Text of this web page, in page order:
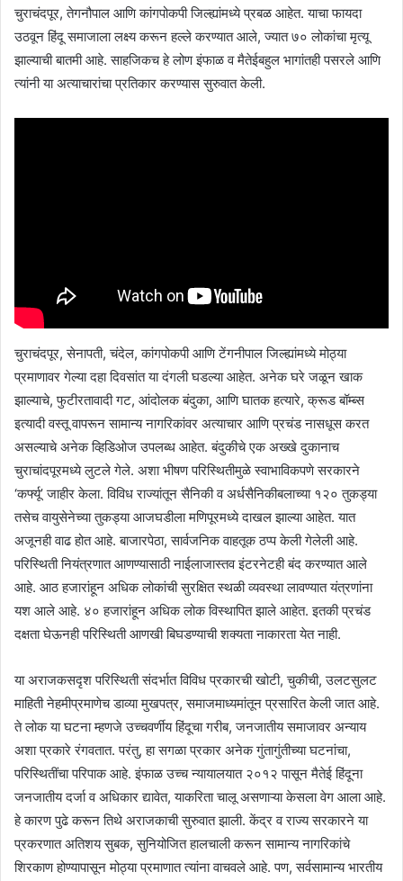
चुराचंदपूर, तेगनौपाल आणि कांगपोकपी जिल्ह्यांमध्ये प्रबळ आहेत. याचा फायदा
उठवून हिंदू समाजाला लक्ष्य करून हल्ले करण्यात आले, ज्यात ७० लोकांचा मृत्यू
झाल्याची बातमी आहे. साहजिकच हे लोण इंफाळ व मैतेईबहुल भागांतही पसरले आणि
त्यांनी या अत्याचारांचा प्रतिकार करण्यास सुरुवात केली.
चुराचंदपूर, सेनापती, चंदेल, कांगपोकपी आणि टेंगनीपाल जिल्ह्यांमध्ये मोठ्या
प्रमाणावर गेल्या दहा दिवसांत या दंगली घडल्या आहेत. अनेक घरे जळून खाक
झाल्याचे, फुटीरतावादी गट, आंदोलक बंदुका, आणि घातक हत्यारे, क्रूड बॉम्ब्स
इत्यादी वस्तू वापरून सामान्य नागरिकांवर अत्याचार आणि प्रचंड नासधूस करत
असल्याचे अनेक व्हिडिओज उपलब्ध आहेत. बंदुकीचे एक अख्खे दुकानाच
चुराचांदपूरमध्ये लुटले गेले. अशा भीषण परिस्थितीमुळे स्वाभाविकपणे सरकारने
‘कर्फ्यू’ जाहीर केला. विविध राज्यांतून सैनिकी व अर्धसैनिकीबलाच्या १२० तुकड्या
तसेच वायुसेनेच्या तुकड्या आजघडीला मणिपूरमध्ये दाखल झाल्या आहेत. यात
अजूनही वाढ होत आहे. बाजारपेठा, सार्वजनिक वाहतूक ठप्प केली गेलेली आहे.
परिस्थिती नियंत्रणात आणण्यासाठी नाईलाजास्तव इंटरनेटही बंद करण्यात आले
आहे. आठ हजारांहून अधिक लोकांची सुरक्षित स्थळी व्यवस्था लावण्यात यंत्रणांना
यश आले आहे. ४० हजारांहून अधिक लोक विस्थापित झाले आहेत. इतकी प्रचंड
दक्षता घेऊनही परिस्थिती आणखी बिघडण्याची शक्यता नाकारता येत नाही.
या अराजकसदृश परिस्थिती संदर्भात विविध प्रकारची खोटी, चुकीची, उलटसुलट
माहिती नेहमीप्रमाणेच डाव्या मुखपत्र, समाजमाध्यमांतून प्रसारित केली जात आहे.
ते लोक या घटना म्हणजे उच्चवर्णीय हिंदूचा गरीब, जनजातीय समाजावर अन्याय
अशा प्रकारे रंगवतात. परंतु, हा सगळा प्रकार अनेक गुंतागुंतीच्या घटनांचा,
परिस्थितींचा परिपाक आहे. इंफाळ उच्च न्यायालयात २०१२ पासून मैतेई हिंदूना
जनजातीय दर्जा व अधिकार द्यावेत, याकरिता चालू असणाऱ्या केसला वेग आला आहे.
हे कारण पुढे करून तिथे अराजकाची सुरुवात झाली. केंद्र व राज्य सरकारने या
प्रकरणात अतिशय सुबक, सुनियोजित हालचाली करून सामान्य नागरिकांचे
शिरकाण होण्यापासून मोठ्या प्रमाणात त्यांना वाचवले आहे. पण, सर्वसामान्य भारतीय